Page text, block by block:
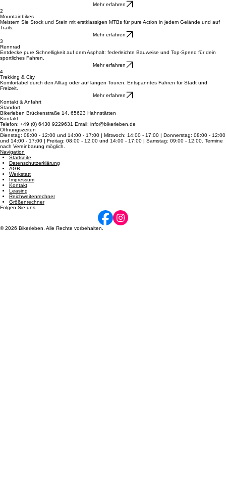
Erste sichere Fahrversuche mit unseren hochwertigen Kinderrädern. Ideal für kleine Entdecker
und Beginner.
Mehr erfahren
2
Meistern Sie Stock und Stein mit erstklassigen MTBs für pure Action in jedem Gelände und auf
Trails.
Mehr erfahren
3
Entdecke pure Schnelligkeit auf dem Asphalt: federleichte Bauweise und Top-Speed für dein
sportliches Fahren.
Mehr erfahren
4
Komfortabel durch den Alltag oder auf langen Touren. Entspanntes Fahren für Stadt und
Freizeit.
Mehr erfahren
Kontakt & Anfahrt
Standort
Bikerleben Brückenstraße 14, 65623 Hahnstätten
Kontakt
Telefon: +49 (0) 6430 9229631 Email: info@bikerleben.de
Öffnungszeiten
Dienstag: 08:00 - 12:00 und 14:00 - 17:00 | Mittwoch: 14:00 - 17:00 | Donnerstag: 08:00 - 12:00
und 14:00 - 17:00 | Freitag: 08:00 - 12:00 und 14:00 - 17:00 | Samstag: 09:00 - 12:00. Termine
nach Vereinbarung möglich.
Navigation
Startseite
Datenschutzerklärung
AGB
Werkstatt
Impressum
Kontakt
Leasing